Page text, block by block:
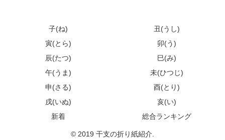
子(ね)
丑(うし)
寅(とら)
卯(う)
辰(たつ)
巳(み)
午(うま)
未(ひつじ)
申(さる)
酉(とり)
戌(いぬ)
亥(い)
新着
総合ランキング
© 2019 干支の折り紙紹介.